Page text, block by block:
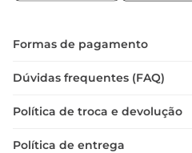
sua combinação de
e familiares, fazendo
Formas de pagamento
Dúvidas frequentes (FAQ)
Política de troca e devolução
Política de entrega